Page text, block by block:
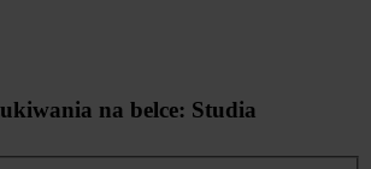
na belce: Studia